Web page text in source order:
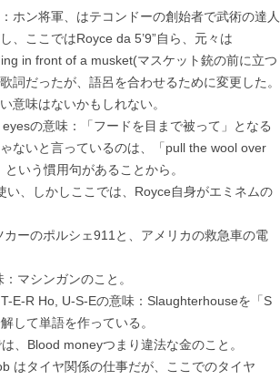
ホン将軍、はテコンドーの創始者で武術の達人
、ここではRoyce da 5’9”自ら、元々は
in front of a musket(マスケット銃の前に立つ
詞だったが、語呂を合わせるために変更した。
意味はないかもしれない。
の意味：「フードを目まで被って」となる
ないと言っているのは、「pull the wool over
いう慣用句があることから。
い、しかしここでは、Royce自身がエミネムの
ーのポルシェ911と、アメリカの救急車の電
マシンガンのこと。
E-R Ho, U-S-Eの意味：Slaughterhouseを「S
して単語を作っている。
、Blood moneyつまり違法な金のこと。
はタイヤ関係の仕事だが、ここでのタイヤ